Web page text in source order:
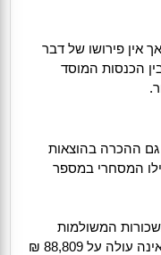
אין פירושו של דבר
הכנסות המוסד
גם ההכרה בהוצאות
המסחרי במספר
המשולמות
לפעילים בעמותה פטורה משכר כל עוד אינה עולה על 88,809 ₪